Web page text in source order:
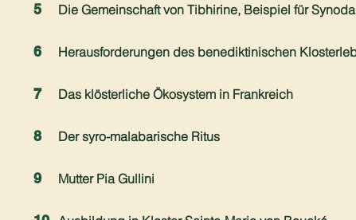
Die Gemeinschaft von Tibhirine, Beispiel für
5
Herausforderungen des benediktinischen
6
Das klösterliche Ökosystem in Frankreich
7
Der syro-malabarische Ritus
8
Mutter Pia Gullini
9